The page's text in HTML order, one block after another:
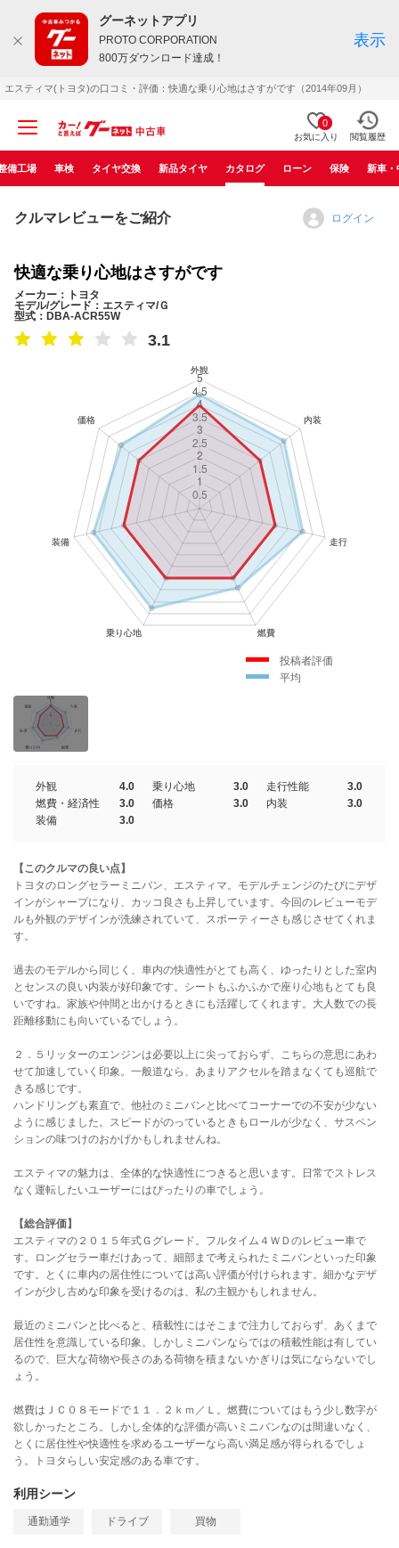
グーネットアプリ
PROTO CORPORATION
800万ダウンロード達成！
表示
エスティマ(トヨタ)の口コミ・評価：快適な乗り心地はさすがです（2014年09月）
0
お気に入り 閲覧履歴
備工場 車検 タイヤ交換 新品タイヤ カタログ ローン 保険 新車・
クルマレビューをご紹介 ログイン
快適な乗り心地はさすがです
メーカー：トヨタ
モデル/グレード：エスティマ/Ｇ
型式：DBA-ACR55W
3.1
投稿者評価
平均
外観 4.0 乗り心地 3.0 走行性能
3.0
燃費・経済性
3.0 価格 3.0 内装
3.0
装備
3.0
【このクルマの良い点】
トヨタのロングセラーミニバン、エスティマ。モデルチェンジのたびにデザ
インがシャープになり、カッコ良さも上昇しています。今回のレビューモデ
ルも外観のデザインが洗練されていて、スポーティーさも感じさせてくれま
す。
過去のモデルから同じく、車内の快適性がとても高く、ゆったりとした室内
とセンスの良い内装が好印象です。シートもふかふかで座り心地もとても良
いですね。家族や仲間と出かけるときにも活躍してくれます。大人数での長
距離移動にも向いているでしょう。
２．５リッターのエンジンは必要以上に尖っておらず、こちらの意思にあわ
せて加速していく印象。一般道なら、あまりアクセルを踏まなくても巡航で
きる感じです。
ハンドリングも素直で、他社のミニバンと比べてコーナーでの不安が少ない
ように感じました。スピードがのっているときもロールが少なく、サスペン
ションの味つけのおかげかもしれませんね。
エスティマの魅力は、全体的な快適性につきると思います。日常でストレス
なく運転したいユーザーにはぴったりの車でしょう。
【総合評価】
エスティマの２０１５年式Ｇグレード。フルタイム４ＷＤのレビュー車で
す。ロングセラー車だけあって、細部まで考えられたミニバンといった印象
です。とくに車内の居住性については高い評価が付けられます。細かなデザ
インが少し古めな印象を受けるのは、私の主観かもしれません。
最近のミニバンと比べると、積載性にはそこまで注力しておらず、あくまで
居住性を意識している印象。しかしミニバンならではの積載性能は有してい
るので、巨大な荷物や長さのある荷物を積まないかぎりは気にならないでし
ょう。
燃費はＪＣ０８モードで１１．２ｋｍ／Ｌ。燃費についてはもう少し数字が
欲しかったところ。しかし全体的な評価が高いミニバンなのは間違いなく、
とくに居住性や快適性を求めるユーザーなら高い満足感が得られるでしょ
う。トヨタらしい安定感のある車です。
利用シーン
通勤通学 ドライブ 買物